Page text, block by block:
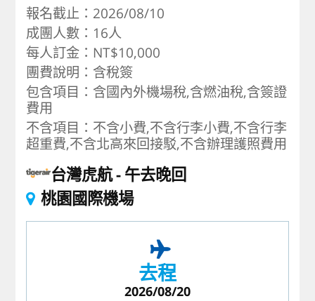
報名截止：2026/08/10
成團人數：16人
每人訂金：NT$10,000
團費說明：含稅簽
包含項目：含國內外機場稅,含燃油稅,含簽證
費用
不含項目：不含小費,不含行李小費,不含行李
超重費,不含北高來回接駁,不含辦理護照費用
台灣虎航 午去晚回
桃園國際機場
去程
2026/08/20